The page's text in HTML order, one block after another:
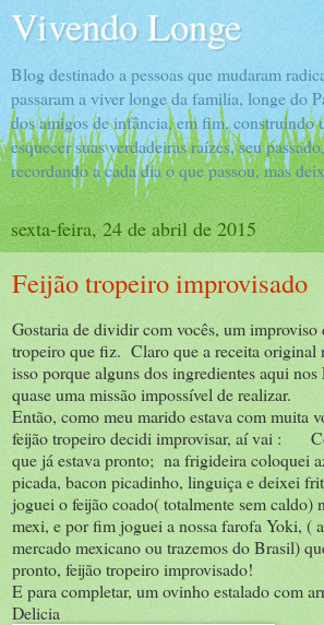
Vivendo Longe
Blog destinado a pessoas que mudaram
passaram a viver longe da familia, longe do
dos amigos de infância, em fim, construindo
esquecer suas verdadeiras raízes, seu
recordando a cada dia o que passou, mas
sexta-feira, 24 de abril de 2015
Feijão tropeiro improvisado
Gostaria de dividir com vocês, um improviso
tropeiro que fiz. Claro que a receita original
isso porque alguns dos ingredientes aqui nos
quase uma missão impossível de realizar.
Então, como meu marido estava com muita
feijão tropeiro decidi improvisar, aí vai :
que já estava pronto; na frigideira coloquei
picada, bacon picadinho, linguiça e deixei
joguei o feijão coado( totalmente sem caldo)
mexi, e por fim joguei a nossa farofa Yoki, (
mercado mexicano ou trazemos do Brasil)
pronto, feijão tropeiro improvisado!
E para completar, um ovinho estalado com
Delicia